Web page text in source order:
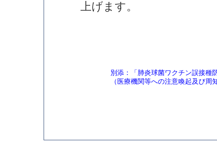
上げます。
別添：「肺炎球菌ワクチン誤接種
（医療機関等への注意喚起及び周